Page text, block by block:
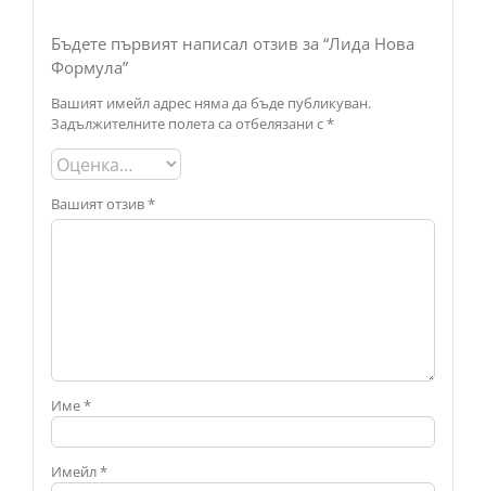
Бъдете първият написал отзив за “Лида Нова
Формула”
Вашият имейл адрес няма да бъде публикуван.
Задължителните полета са отбелязани с*
Вашият отзив*
Име*
Имейл*